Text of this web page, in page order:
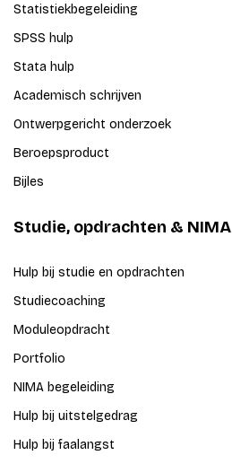
Statistiekbegeleiding
SPSS hulp
Stata hulp
Academisch schrijven
Ontwerpgericht onderzoek
Beroepsproduct
Bijles
Studie, opdrachten & NIMA
Hulp bij studie en opdrachten
Studiecoaching
Moduleopdracht
Portfolio
NIMA begeleiding
Hulp bij uitstelgedrag
Hulp bij faalangst